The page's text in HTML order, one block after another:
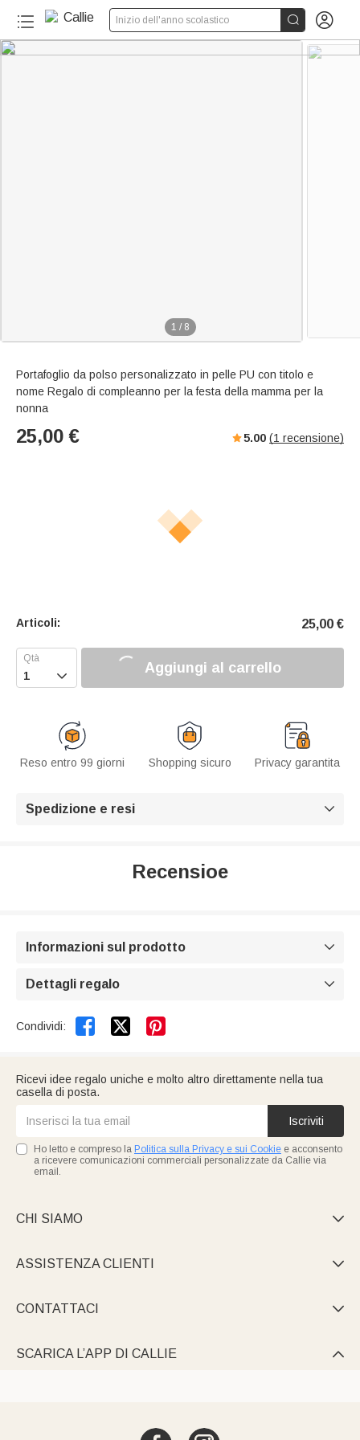
Inizio dell'anno scolastico  
1 / 8
Portafoglio da polso personalizzato in pelle PU con titolo e
nome Regalo di compleanno per la festa della mamma per la
nonna
25,00 € 5.00 (1 recensione)
Articoli: 25,00 €
 Aggiungi al carrello
Reso entro 99 giorni Shopping sicuro Privacy garantita
Spedizione e resi 
Recensioe
Informazioni sul prodotto 
Dettagli regalo 
Condividi:  
Ricevi idee regalo uniche e molto altro direttamente nella tua
casella di posta.
Iscriviti
Ho letto e compreso la Politica sulla Privacy e sui Cookie e acconsento
a ricevere comunicazioni commerciali personalizzate da Callie via
email.
CHI SIAMO 
ASSISTENZA CLIENTI 
CONTATTACI 
SCARICA L’APP DI CALLIE 